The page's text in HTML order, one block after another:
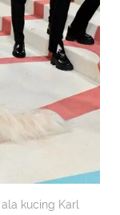
kucing Karl